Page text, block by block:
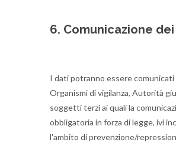
6. Comunicazione
I dati potranno essere comunicati
Organismi di vigilanza, Autorità
soggetti terzi ai quali la
obbligatoria in forza di legge, ivi
l'ambito di prevenzione/